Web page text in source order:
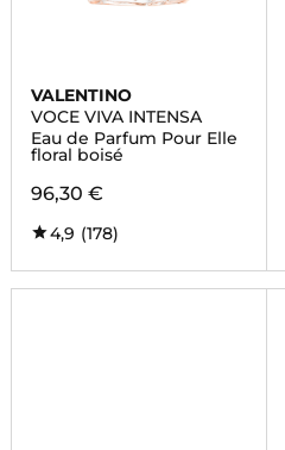
VALENTINO
VOCE VIVA INTENSA
Eau de Parfum Pour Elle
floral boisé
96,30 €
4,9 (178)